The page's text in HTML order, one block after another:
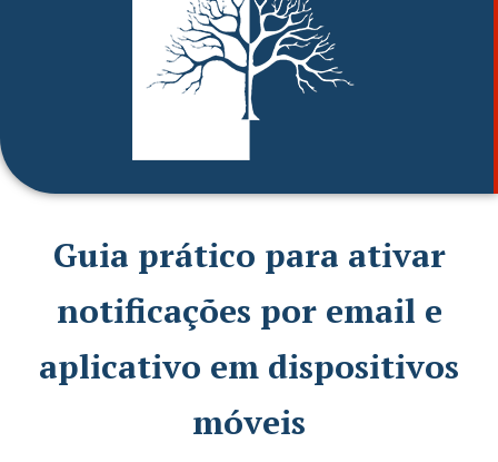
Guia prático para ativar
notificações por email e
aplicativo em dispositivos
móveis